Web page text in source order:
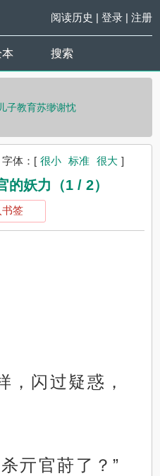
阅读历史 | 登录| 注册
本 搜索
子教育苏缈谢忱
字体： [ 很小 标准 很大 ]
的妖力（1 / 2）
书签
，闪过疑惑，
亓官莳了？”